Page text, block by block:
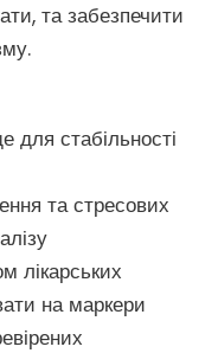
та забезпечити
для стабільності
та стресових
лікарських
на маркери